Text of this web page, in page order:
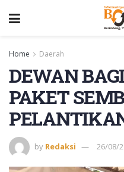
Home Daerah
DEWAN
PAKET
by Redaksi 26/08/